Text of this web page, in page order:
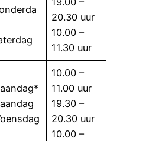
20.30 uur
10.00 –
11.30 uur
10.00 –
11.00 uur
19.30 –
20.30 uur
10.00 –